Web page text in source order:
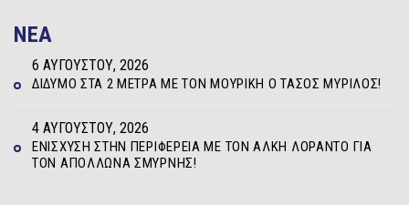
NEA
ΔΊΔΥΜΟ ΣΤΑ 2 ΜΈΤΡΑ ΜΕ ΤΟΝ ΜΟΥΡΊΚΗ Ο ΤΆΣΟΣ ΜΥΡΊΛΟΣ!
6 ΑΥΓΟΎΣΤΟΥ, 2026
ΕΝΊΣΧΥΣΗ ΣΤΗΝ ΠΕΡΙΦΈΡΕΙΑ ΜΕ ΤΟΝ ΆΛΚΗ ΛΟΡΆΝΤΟ ΓΙΑ
ΤΟΝ ΑΠΌΛΛΩΝΑ ΣΜΎΡΝΗΣ!
4 ΑΥΓΟΎΣΤΟΥ, 2026